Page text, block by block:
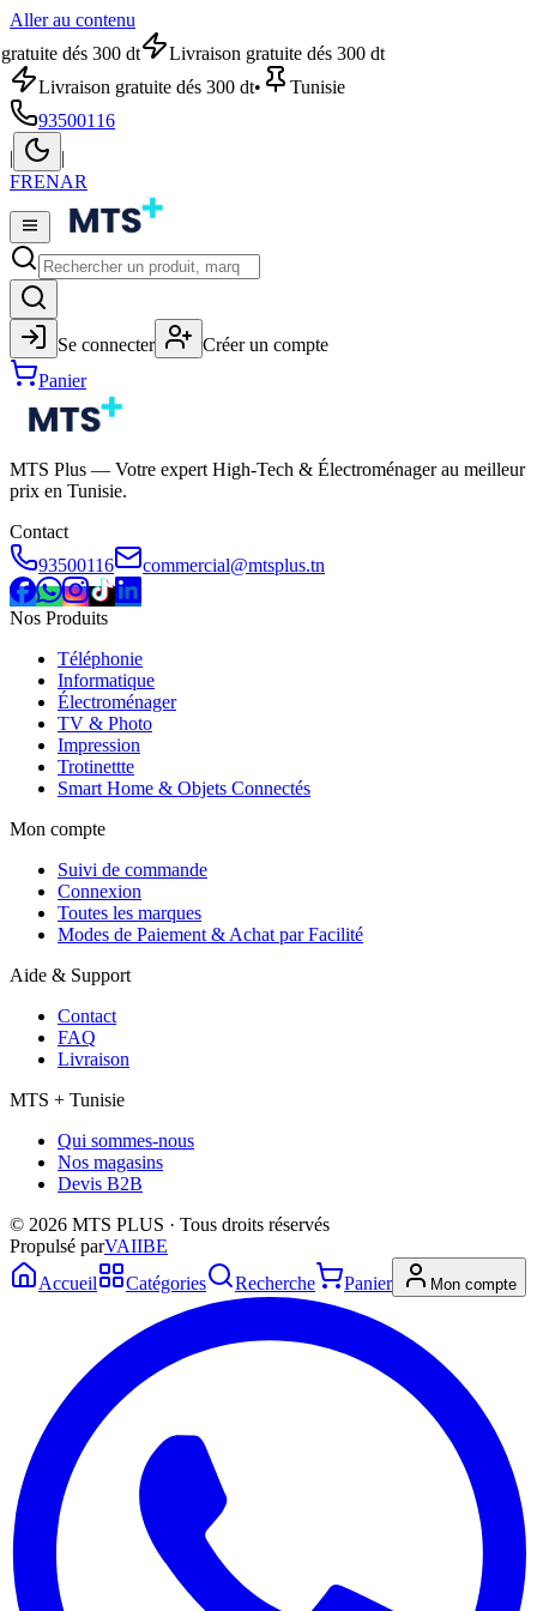
Aller au contenu
dés 300 dt
Livraison gratuite dés 300 dt
Livraison gratuite dés 300 dt•
Tunisie
93500116
|
|
FRENAR
Se connecter
Créer un compte
Panier
MTS Plus — Votre expert High-Tech & Électroménager au meilleur
prix en Tunisie.
Contact
93500116
commercial@mtsplus.tn
Nos Produits
Téléphonie
Informatique
Électroménager
TV & Photo
Impression
Trotinettte
Smart Home & Objets Connectés
Mon compte
Suivi de commande
Connexion
Toutes les marques
Modes de Paiement & Achat par Facilité
Aide & Support
Contact
FAQ
Livraison
MTS + Tunisie
Qui sommes-nous
Nos magasins
Devis B2B
© 2026 MTS PLUS · Tous droits réservés
Propulsé parVAIIBE
Accueil
Catégories Recherche Panier Mon compte